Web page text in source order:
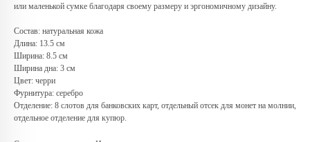
или маленькой сумке благодаря своему размеру и эргономичному дизайну.
Состав: натуральная кожа
Длина: 13.5 см
Ширина: 8.5 см
Ширина дна: 3 см
Цвет: черри
Фурнитура: серебро
Отделение: 8 слотов для банковских карт, отдельный отсек для монет на молнии,
отдельное отделение для купюр.
Любую вещь можно
примерить в нашем бутике
в ТРЦ «Афимолл»
Адрес:Москва, Пресненская наб.,
д.2, ТРЦ «Афимолл», 1 этаж
Телефон: +7 (966) 019-41-76